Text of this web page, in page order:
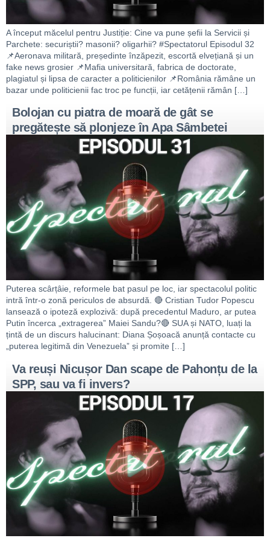
A început măcelul pentru Justiție: Cine va pune șefii la Servicii și
Parchete: securiștii? masonii? oligarhii? #Spectatorul Episodul 32
📌Aeronava militară, președinte înzăpezit, escortă elvețiană și un
fake news grosier 📌Mafia universitară, fabrica de doctorate,
plagiatul și lipsa de caracter a politicienilor 📌România rămâne un
bazar unde politicienii fac troc pe funcții, iar cetățenii rămân […]
Bolojan cu piatra de moară de gât se
pregătește să plonjeze în Apa Sâmbetei
Puterea scârțâie, reformele bat pasul pe loc, iar spectacolul politic
intră într-o zonă periculos de absurdă. 🔴 Cristian Tudor Popescu
lansează o ipoteză explozivă: după precedentul Maduro, ar putea
Putin încerca „extragerea” Maiei Sandu?🔴 SUA și NATO, luați la
țintă de un discurs halucinant: Diana Șoșoacă anunță contacte cu
„puterea legitimă din Venezuela” și promite […]
Va reuși Nicușor Dan scape de Pahonțu de la
SPP, sau va fi invers?